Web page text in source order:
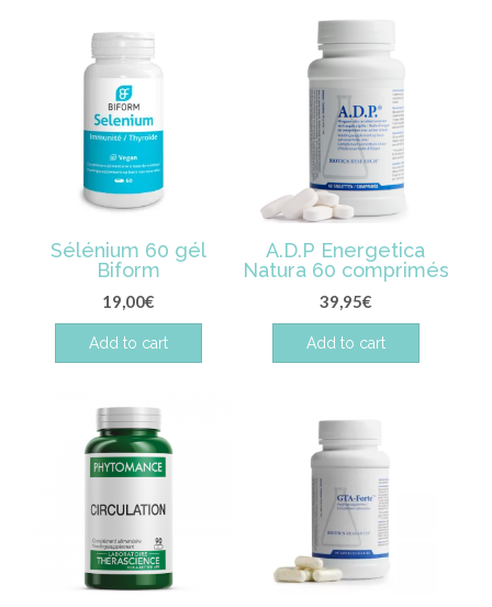
Sélénium 60 gél
Biform
19,00€
Add to cart
A.D.P Energetica
Natura 60 comprimés
39,95€
Add to cart